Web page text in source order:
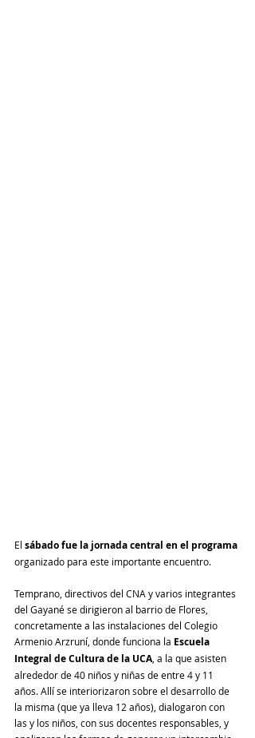
El sábado fue la jornada central en el programa
organizado para este importante encuentro.
Temprano, directivos del CNA y varios integrantes
del Gayané se dirigieron al barrio de Flores,
concretamente a las instalaciones del Colegio
Armenio Arzruní, donde funciona la Escuela
Integral de Cultura de la UCA , a la que asisten
alrededor de 40 niños y niñas de entre 4 y 11
años. Allí se interiorizaron sobre el desarrollo de
la misma (que ya lleva 12 años), dialogaron con
las y los niños, con sus docentes responsables, y